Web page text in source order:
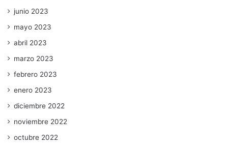
junio 2023
mayo 2023
abril 2023
marzo 2023
febrero 2023
enero 2023
diciembre 2022
noviembre 2022
octubre 2022